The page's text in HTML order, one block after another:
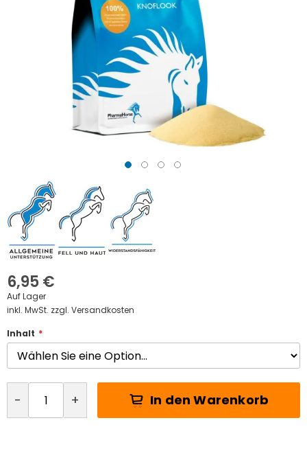
6,95 €
Auf Lager
inkl. MwSt. zzgl. Versandkosten
Inhalt
- + In den Warenkorb
Anfang
der
Bildgalerie
springen